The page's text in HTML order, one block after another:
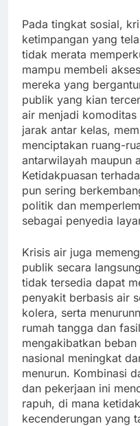
Pada tingkat sosial,
ketimpangan yang
tidak merata
mampu membeli
mereka yang
publik yang kian
air menjadi
jarak antar kelas,
menciptakan ruang-
antarwilayah maupun
Ketidakpuasan
pun sering
politik dan
sebagai penyedia
Krisis air juga
publik secara
tidak tersedia dapat
penyakit berbasis air
kolera, serta
rumah tangga dan
mengakibatkan
nasional meningkat
menurun. Kombinasi
dan pekerjaan ini
rapuh, di mana
kecenderungan yang